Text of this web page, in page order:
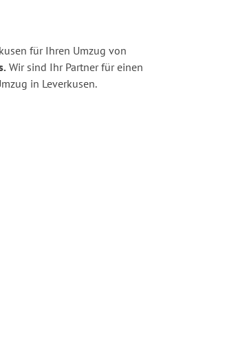
für Ihren Umzug von
Wir sind Ihr Partner für einen
in Leverkusen.